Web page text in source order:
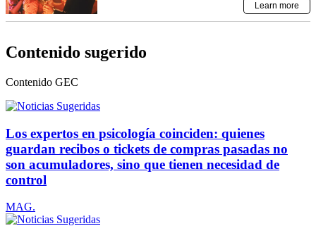
Contenido sugerido
Contenido GEC
Los expertos en psicología coinciden: quienes
guardan recibos o tickets de compras pasadas no
son acumuladores, sino que tienen necesidad de
control
MAG.